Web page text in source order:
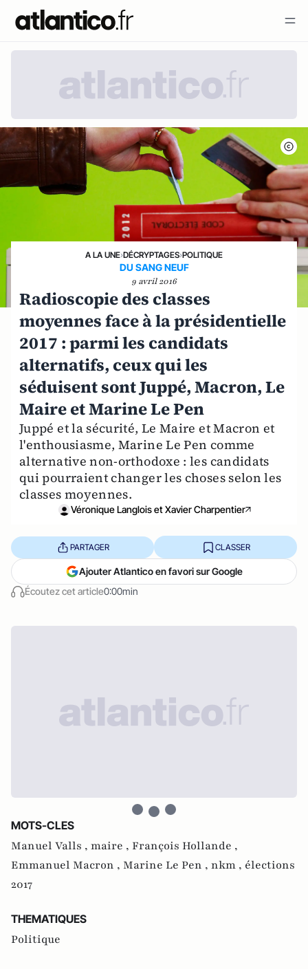
A LA UNE›DÉCRYPTAGES›POLITIQUE
DU SANG NEUF
9 avril 2016
Radioscopie des classes
moyennes face à la présidentielle
2017 : parmi les candidats
alternatifs, ceux qui les
séduisent sont Juppé, Macron, Le
Maire et Marine Le Pen
Juppé et la sécurité, Le Maire et Macron et
l'enthousiasme, Marine Le Pen comme
alternative non-orthodoxe : les candidats
qui pourraient changer les choses selon les
classes moyennes.
Véronique Langlois et Xavier Charpentier
Écoutez cet article0:00min
PARTAGER CLASSER
Ajouter Atlantico en favori sur Google
MOTS-CLES
Manuel Valls , maire , François Hollande ,
Emmanuel Macron , Marine Le Pen , nkm , élections
2017
THEMATIQUES
Politique